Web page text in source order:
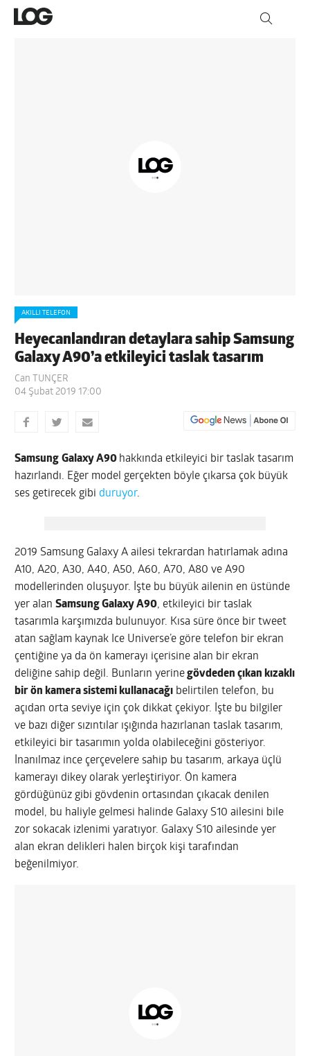
AKILLI TELEFON
Heyecanlandıran detaylara sahip Samsung
Galaxy A90’a etkileyici taslak tasarım
Can TUNÇER
04 Şubat 2019 17:00
Samsung Galaxy A90 hakkında etkileyici bir taslak tasarım
hazırlandı. Eğer model gerçekten böyle çıkarsa çok büyük
ses getirecek gibi duruyor.
2019 Samsung Galaxy A ailesi tekrardan hatırlamak adına
A10, A20, A30, A40, A50, A60, A70, A80 ve A90
modellerinden oluşuyor. İşte bu büyük ailenin en üstünde
yer alanSamsung Galaxy A90, etkileyici bir taslak
tasarımla karşımızda bulunuyor. Kısa süre önce bir tweet
atan sağlam kaynak Ice Universe’e göre telefon bir ekran
çentiğine ya da ön kamerayı içerisine alan bir ekran
deliğine sahip değil. Bunların yerinegövdeden çıkan kızaklı
bir ön kamera sistemi kullanacağı belirtilen telefon, bu
açıdan orta seviye için çok dikkat çekiyor. İşte bu bilgiler
ve bazı diğer sızıntılar ışığında hazırlanan taslak tasarım,
etkileyici bir tasarımın yolda olabileceğini gösteriyor.
İnanılmaz ince çerçevelere sahip bu tasarım, arkaya üçlü
kamerayı dikey olarak yerleştiriyor. Ön kamera
gördüğünüz gibi gövdenin ortasından çıkacak denilen
model, bu haliyle gelmesi halinde Galaxy S10 ailesini bile
zor sokacak izlenimi yaratıyor. Galaxy S10 ailesinde yer
alan ekran delikleri halen birçok kişi tarafından
beğenilmiyor.